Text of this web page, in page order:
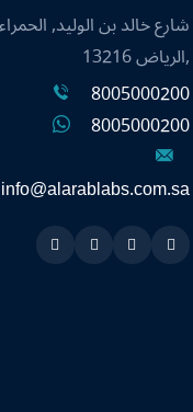
شارع خالد بن الوليد, الحمراء
,الرياض 13216
8005000200
8005000200
info@alarablabs.com.sa
Snapchat
Twitter
Linkedin
Instagram